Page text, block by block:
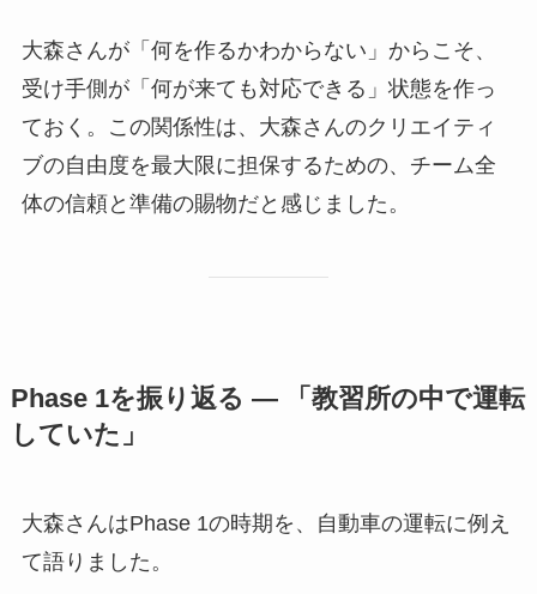
大森さんが「何を作るかわからない」からこそ、
受け手側が「何が来ても対応できる」状態を作っ
ておく。この関係性は、大森さんのクリエイティ
ブの自由度を最大限に担保するための、チーム全
体の信頼と準備の賜物だと感じました。
Phase 1を振り返る — 「教習所の中で運転
していた」
大森さんはPhase 1の時期を、自動車の運転に例え
て語りました。